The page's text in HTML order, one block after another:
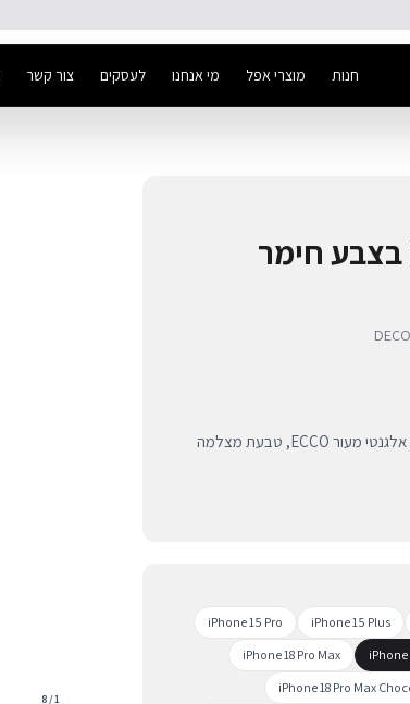
חנות מוצרי אפל מי אנחנו לעסקים צור קשר
1
/
8
כיסוי עור ל-iPhone 17 Pro בצבע חימר
כיסוי עור פרימיום לאייפון 17 פרו בצבע חימר. משלב עיצוב אלגנטי מעור ECCO, טבעת מצלמה
iPhone 15 Plus
iPhone 15 Pro
iPhone
iPhone 18 Pro Max
iPhone 18 Pro Max